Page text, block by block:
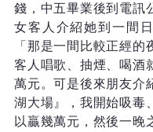
錢，中五畢業後到電訊
女客人介紹她到一間
「那是一間比較正經的
客人唱歌、抽煙、喝酒
萬元。可是後來朋友介
湖大場』，我開始吸毒
以贏幾萬元，然後一晚